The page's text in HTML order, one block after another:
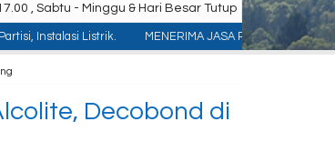
, Sabtu - Minggu & Hari Besar Tutup
Listrik. MENERIMA JASA PEMASANGAN KONTRUKSI :
Decobond di